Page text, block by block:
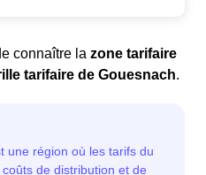
connaître la zone tarifaire
tarifaire de Gouesnach.